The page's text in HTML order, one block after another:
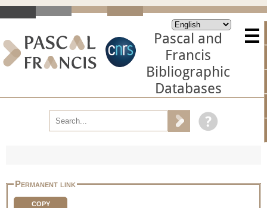
Pascal and
Francis
Bibliographic
Databases
Permanent link
COPY